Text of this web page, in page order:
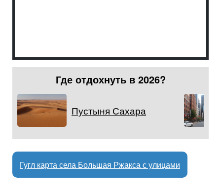
Где отдохнуть в 2026?
Пустыня Сахара
Гугл карта села Большая Ржакса с улицами